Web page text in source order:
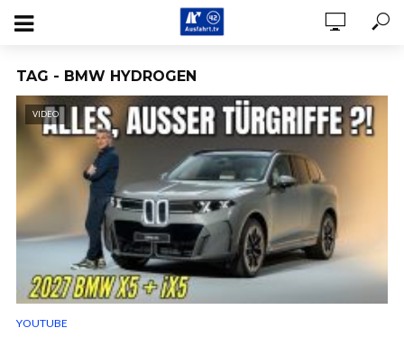
TAG - BMW HYDROGEN
VIDEO
YOUTUBE